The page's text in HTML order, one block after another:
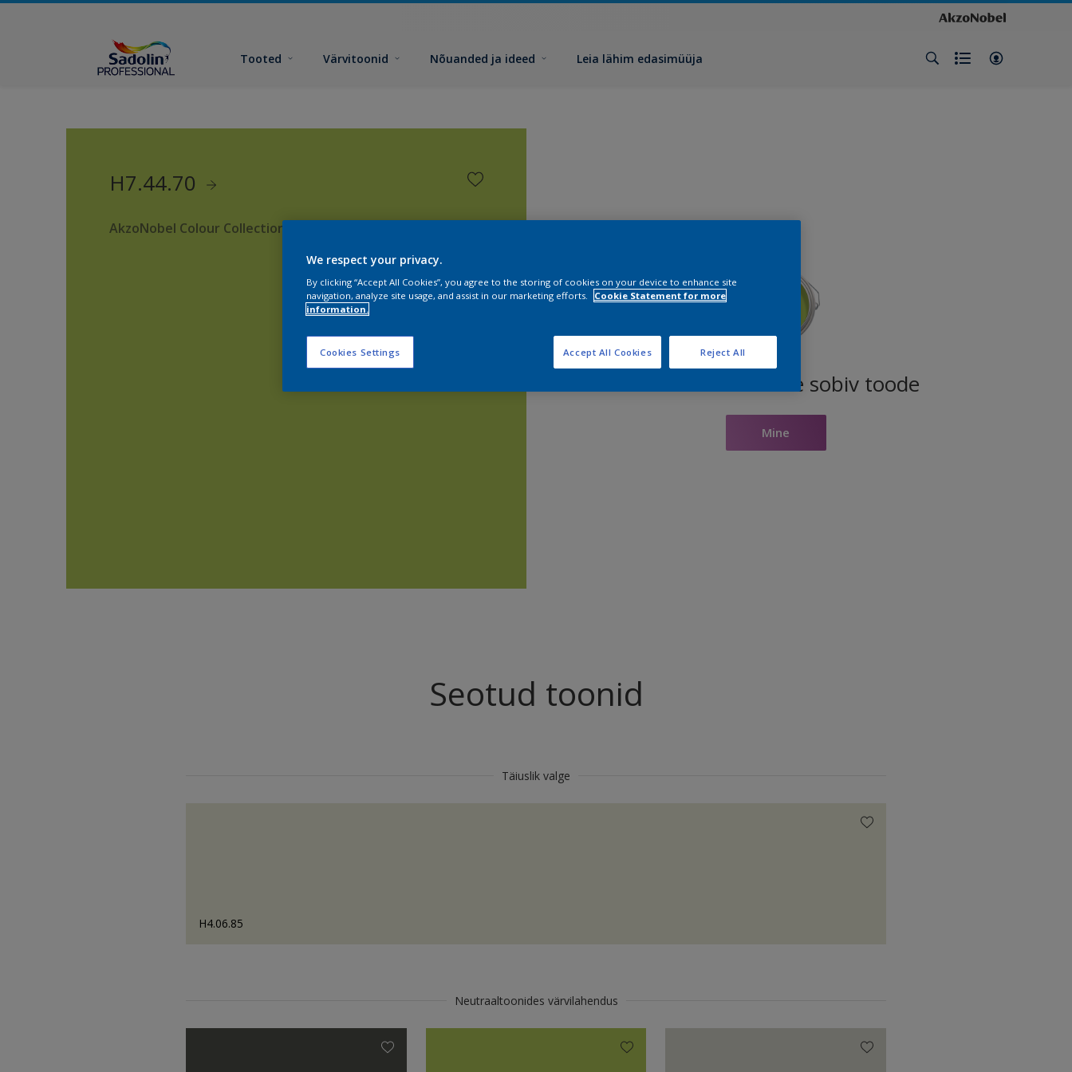
Tooted Värvitoonid Nõuanded ja ideed Leia lähim edasimüüja
H7.44.70
AkzoNobel Colour Collection
Leia sellele toonile sobiv toode
Mine
Seotud toonid
Täiuslik valge
H4.06.85
Neutraaltoonides värvilahendus
We respect your privacy.
By clicking “Accept All Cookies”, you agree to the storing of cookies on your device to enhance site
navigation, analyze site usage, and assist in our marketing efforts.
Cookie Statement for more
information.
Cookies Settings Reject All
Accept All Cookies